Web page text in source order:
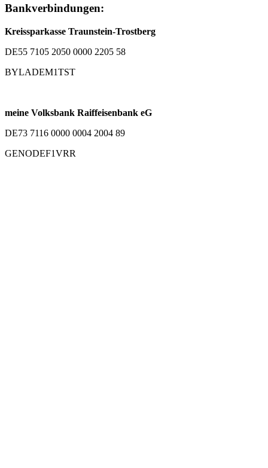
Bankverbindungen:
Kreissparkasse Traunstein-Trostberg
DE55 7105 2050 0000 2205 58
BYLADEM1TST
meine Volksbank Raiffeisenbank eG
DE73 7116 0000 0004 2004 89
GENODEF1VRR